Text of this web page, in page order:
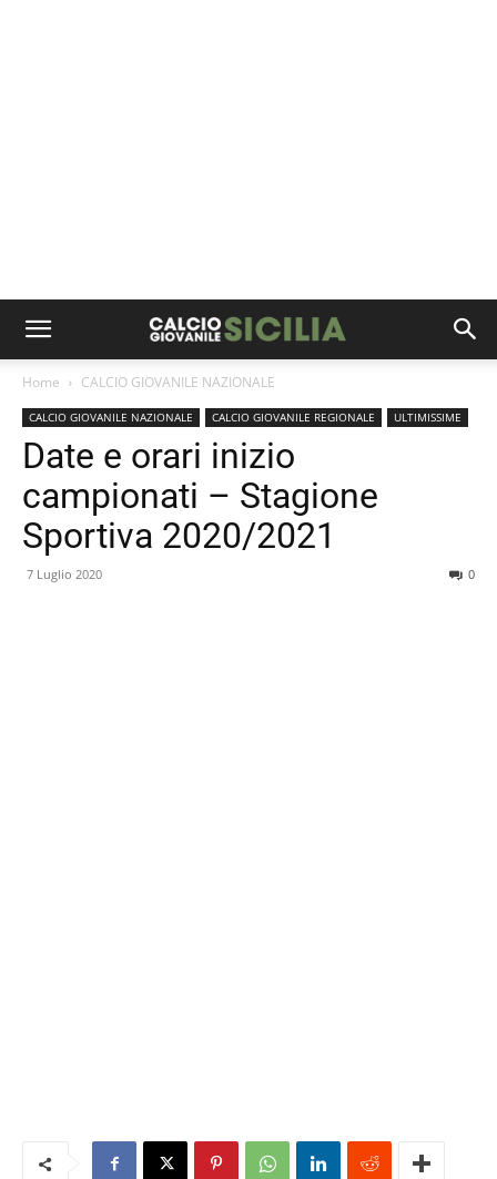
Home CALCIO GIOVANILE NAZIONALE
CALCIO GIOVANILE NAZIONALE CALCIO GIOVANILE REGIONALE ULTIMISSIME
Date e orari inizio
campionati – Stagione
Sportiva 2020/2021
7 Luglio 2020 0